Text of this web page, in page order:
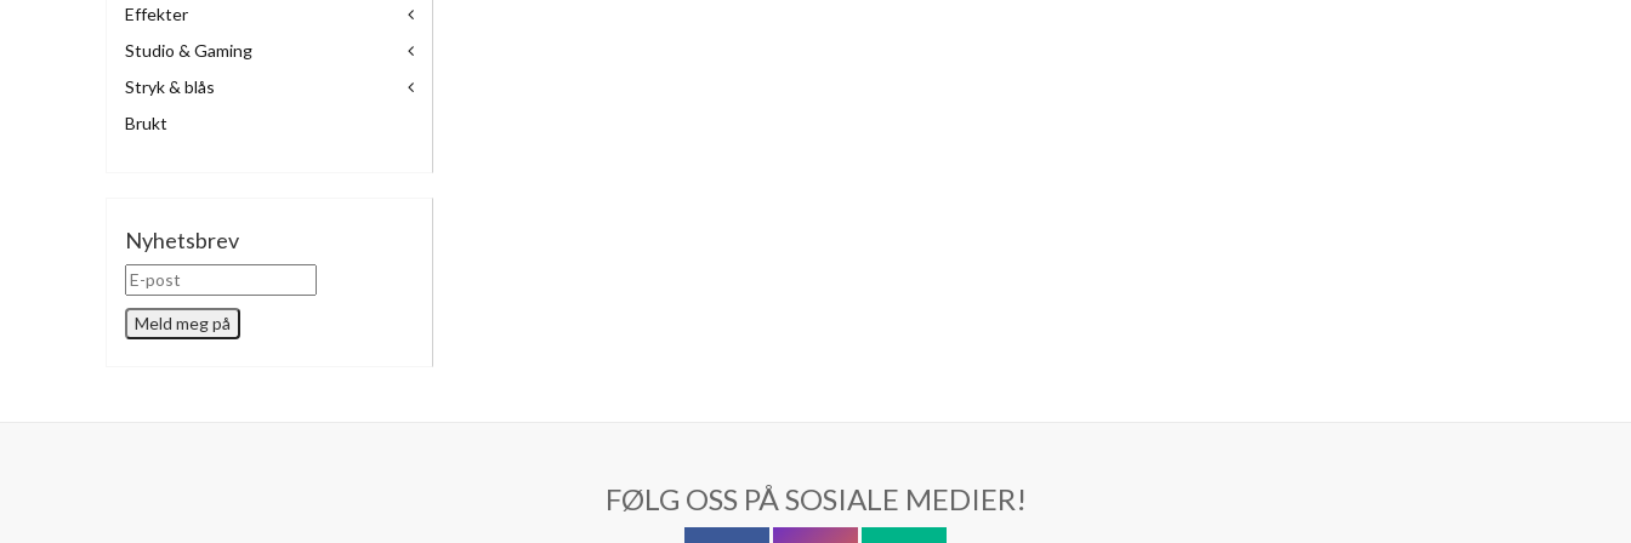
Effekter
Studio & Gaming
Stryk & blås
Brukt
Nyhetsbrev
FØLG OSS PÅ SOSIALE MEDIER!